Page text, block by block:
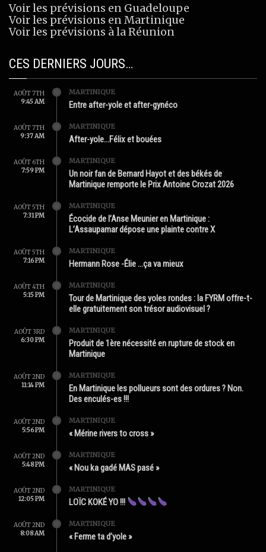
Voir les prévisions en Guadeloupe
Voir les prévisions en Martinique
Voir les prévisions à la Réunion
CES DERNIERS JOURS…
AOÛT 7TH
9:45 AM
MARTINIQUE
Entre after-yole et after-gynéco
AOÛT 7TH
9:37 AM
MARTINIQUE
After-yole…Félix et bouées
AOÛT 6TH
7:59 PM
MARTINIQUE
Un noir fan de Bernard Hayot et des békés de
Martinique remporte le Prix Antoine Crozat 2026
AOÛT 5TH
7:31 PM
MARTINIQUE
Écocide de l’Anse Meunier en Martinique :
L’Assaupamar dépose une plainte contre X
AOÛT 5TH
7:16 PM
MARTINIQUE
Hermann Rose -Élie …ça va mieux
AOÛT 4TH
5:15 PM
MARTINIQUE
Tour de Martinique des yoles rondes : la FYRM offre-t-
elle gratuitement son trésor audiovisuel ?
AOÛT 3RD
6:30 PM
MARTINIQUE
Produit de 1ère nécessité en rupture de stock en
Martinique
AOÛT 2ND
11:14 PM
MARTINIQUE
En Martinique les pollueurs sont des ordures ? Non.
Des enculés-es !!!
AOÛT 2ND
5:56 PM
MARTINIQUE
« Mérine rivers to cross »
AOÛT 2ND
5:48 PM
MARTINIQUE
« Nou ka gadé MAS pasé »
AOÛT 2ND
12:05 PM
MARTINIQUE
LOÏC KOKÉ YO !!!
AOÛT 2ND
8:08 AM
MARTINIQUE
« Ferme ta d’yole »